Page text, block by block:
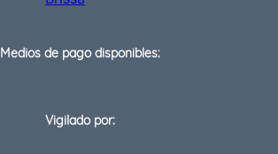
Medios de pago disponibles:
Vigilado por: